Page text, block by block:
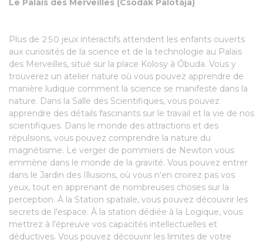
Le Palais des Merveilles (Csodák Palotája)
Plus de 250 jeux interactifs attendent les enfants ouverts
aux curiosités de la science et de la technologie au Palais
des Merveilles, situé sur la place Kolosy à Óbuda. Vous y
trouverez un atelier nature où vous pouvez apprendre de
manière ludique comment la science se manifeste dans la
nature. Dans la Salle des Scientifiques, vous pouvez
apprendre des détails fascinants sur le travail et la vie de nos
scientifiques. Dans le monde des attractions et des
répulsions, vous pouvez comprendre la nature du
magnétisme. Le verger de pommiers de Newton vous
emmène dans le monde de la gravité. Vous pouvez entrer
dans le Jardin des Illusions, où vous n'en croirez pas vos
yeux, tout en apprenant de nombreuses choses sur la
perception. À la Station spatiale, vous pouvez découvrir les
secrets de l'espace. À la station dédiée à la Logique, vous
mettrez à l'épreuve vos capacités intellectuelles et
déductives. Vous pouvez découvrir les limites de votre